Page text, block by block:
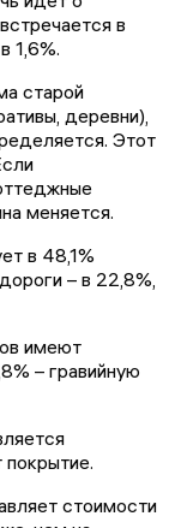
в
1,6%.
старой
деревни),
Этот
меняется.
в 48,1%
– в 22,8%,
имеют
– гравийную
стоимости